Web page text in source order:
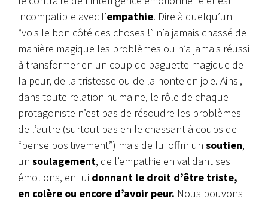
incompatible avec l’empathie. Dire à quelqu’un
“vois le bon côté des choses !” n’a jamais chassé de
manière magique les problèmes ou n’a jamais réussi
à transformer en un coup de baguette magique de
la peur, de la tristesse ou de la honte en joie. Ainsi,
dans toute relation humaine, le rôle de chaque
protagoniste n’est pas de résoudre les problèmes
de l’autre (surtout pas en le chassant à coups de
“pense positivement”) mais de lui offrir un soutien,
un soulagement, de l’empathie en validant ses
émotions, en lui donnant le droit d’être triste,
en colère ou encore d’avoir peur. Nous pouvons